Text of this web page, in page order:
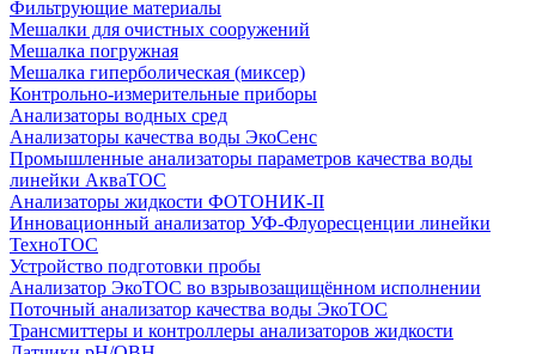
Фильтрующие материалы
Мешалки для очистных сооружений
Мешалка погружная
Мешалка гиперболическая (миксер)
Контрольно-измерительные приборы
Анализаторы водных сред
Анализаторы качества воды ЭкоСенс
Промышленные анализаторы параметров качества воды
линейки АкваТОС
Анализаторы жидкости ФОТОНИК-II
Инновационный анализатор УФ-Флуоресценции линейки
ТехноТОС
Устройство подготовки пробы
Анализатор ЭкоТОС во взрывозащищённом исполнении
Поточный анализатор качества воды ЭкоТОС
Трансмиттеры и контроллеры анализаторов жидкости